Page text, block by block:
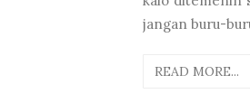
jangan buru-
READ MORE...